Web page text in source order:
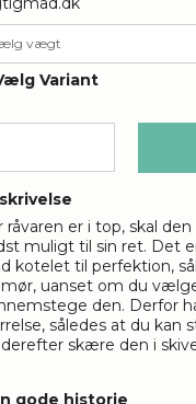
vægt
Variant
råvaren er i top, skal
muligt til sin ret. Det
kotelet til perfektion,
uanset om du
den. Derfor
således at du kan
skære den i
gode historie